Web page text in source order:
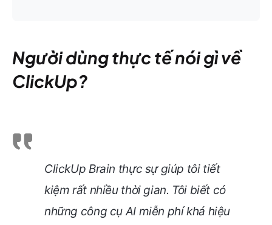
Người dùng thực tế nói gì về
ClickUp?
ClickUp Brain thực sự giúp tôi tiết
kiệm rất nhiều thời gian. Tôi biết có
những công cụ AI miễn phí khá hiệu